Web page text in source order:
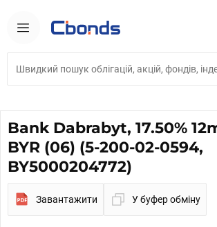
Bank Dabrabyt, 17.50%
BYR (06) (5-200-02-0594,
BY5000204772)
Завантажити У буфер обміну